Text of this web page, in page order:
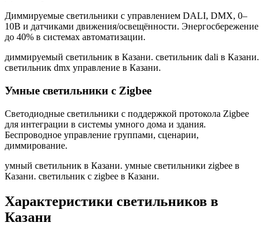
Диммируемые светильники с управлением DALI, DMX, 0–
10В и датчиками движения/освещённости. Энергосбережение
до 40% в системах автоматизации.
диммируемый светильник в Казани. светильник dali в Казани.
светильник dmx управление в Казани.
Умные светильники с Zigbee
Светодиодные светильники с поддержкой протокола Zigbee
для интеграции в системы умного дома и здания.
Беспроводное управление группами, сценарии,
диммирование.
умный светильник в Казани. умные светильники zigbee в
Казани. светильник с zigbee в Казани.
Характеристики светильников в
Казани